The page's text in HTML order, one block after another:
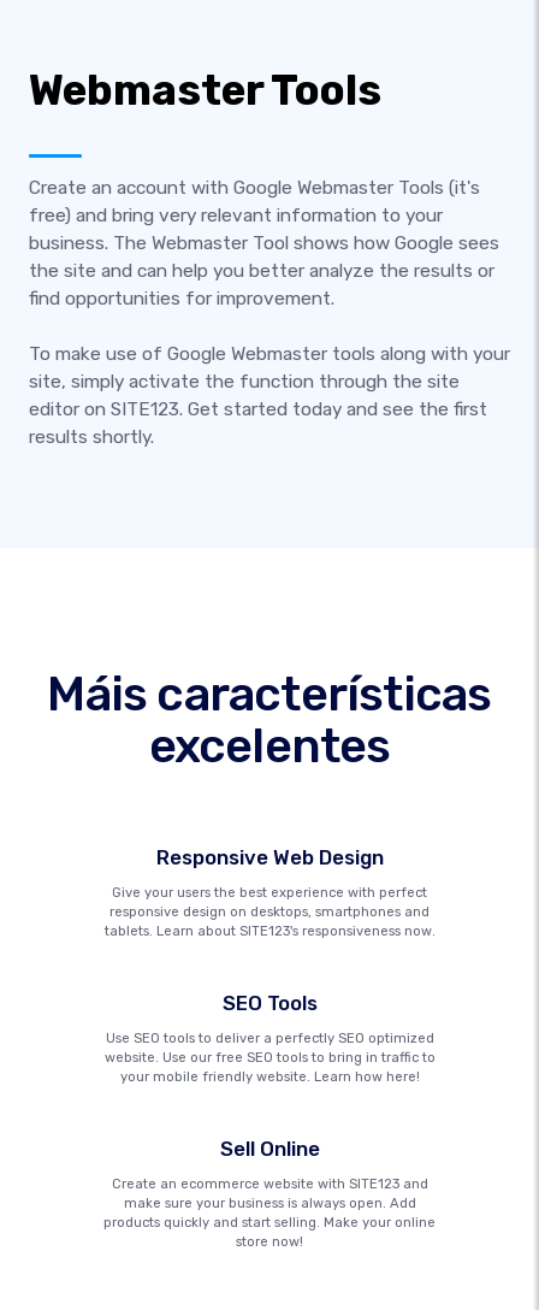
Webmaster Tools
Create an account with Google Webmaster Tools (it's
free) and bring very relevant information to your
business. The Webmaster Tool shows how Google sees
the site and can help you better analyze the results or
find opportunities for improvement.
To make use of Google Webmaster tools along with your
site, simply activate the function through the site
editor on SITE123. Get started today and see the first
results shortly.
Máis características
excelentes
Responsive Web Design
Give your users the best experience with perfect
responsive design on desktops, smartphones and
tablets. Learn about SITE123's responsiveness now.
SEO Tools
Use SEO tools to deliver a perfectly SEO optimized
website. Use our free SEO tools to bring in traffic to
your mobile friendly website. Learn how here!
Sell Online
Create an ecommerce website with SITE123 and
make sure your business is always open. Add
products quickly and start selling. Make your online
store now!